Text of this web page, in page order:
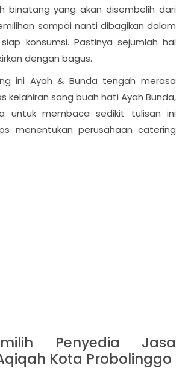
binatang yang akan disembelih dari
sampai nanti dibagikan dalam
konsumsi. Pastinya sejumlah hal
dengan bagus.
ini Ayah & Bunda tengah merasa
kelahiran sang buah hati Ayah Bunda,
untuk membaca sedikit tulisan ini
menentukan perusahaan catering
Penyedia Jasa
Kota Probolinggo